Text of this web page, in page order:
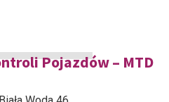
Pojazdów – MTD